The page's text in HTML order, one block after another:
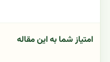
امتیاز شما به این مقاله